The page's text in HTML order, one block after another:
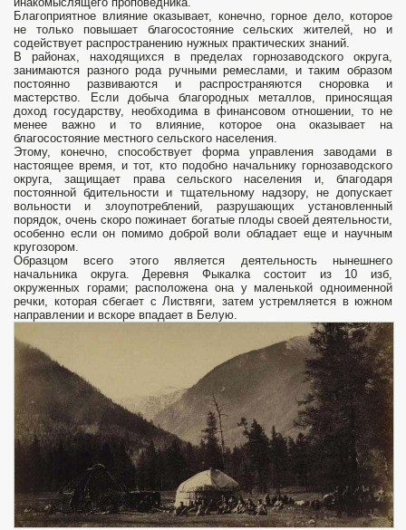
Благоприятное влияние оказывает, конечно, горное дело, которое
не только повышает благосостояние сельских жителей, но и
содействует распространению нужных практических знаний.
В районах, находящихся в пределах горнозаводского округа,
занимаются разного рода ручными ремеслами, и таким образом
постоянно развиваются и распространяются сноровка и
мастерство. Если добыча благородных металлов, приносящая
доход государству, необходима в финансовом отношении, то не
менее важно и то влияние, которое она оказывает на
благосостояние местного сельского населения.
Этому, конечно, способствует форма управления заводами в
настоящее время, и тот, кто подобно начальнику горнозаводского
округа, защищает права сельского населения и, благодаря
постоянной бдительности и тщательному надзору, не допускает
вольности и злоупотреблений, разрушающих установленный
порядок, очень скоро пожинает богатые плоды своей деятельности,
особенно если он помимо доброй воли обладает еще и научным
кругозором.
Образцом всего этого является деятельность нынешнего
начальника округа. Деревня Фыкалка состоит из 10 изб,
окруженных горами; расположена она у маленькой одноименной
речки, которая сбегает с Листвяги, затем устремляется в южном
направлении и вскоре впадает в Белую.